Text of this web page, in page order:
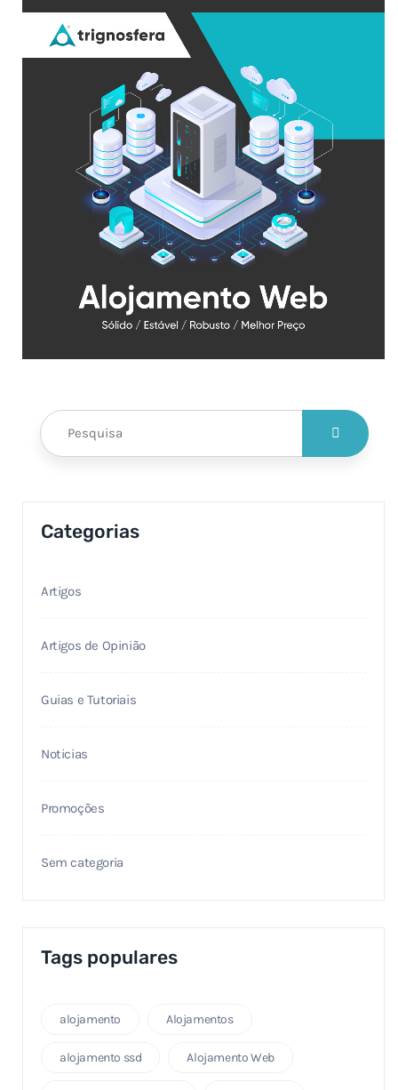
Categorias
Artigos
Artigos de Opinião
Guias e Tutoriais
Noticias
Promoções
Sem categoria
Tags populares
alojamento Alojamentos
alojamento ssd Alojamento Web